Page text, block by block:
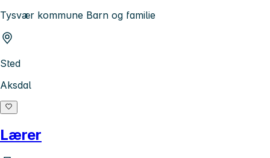
Tysvær kommune Barn og familie
Sted
Aksdal
Lærer